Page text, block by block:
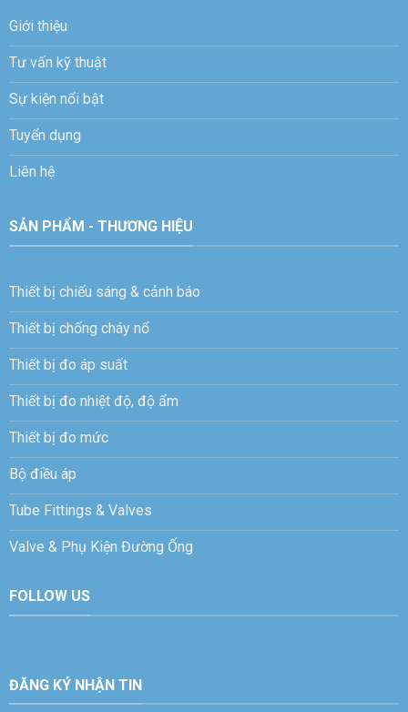
Giới thiệu
Tư vấn kỹ thuật
Sự kiện nổi bật
Tuyển dụng
Liên hệ
SẢN PHẨM - THƯƠNG HIỆU
Thiết bị chiếu sáng & cảnh báo
Thiết bị chống cháy nổ
Thiết bị đo áp suất
Thiết bị đo nhiệt độ, độ ẩm
Thiết bị đo mức
Bộ điều áp
Tube Fittings & Valves
Valve & Phụ Kiện Đường Ống
FOLLOW US
ĐĂNG KÝ NHẬN TIN